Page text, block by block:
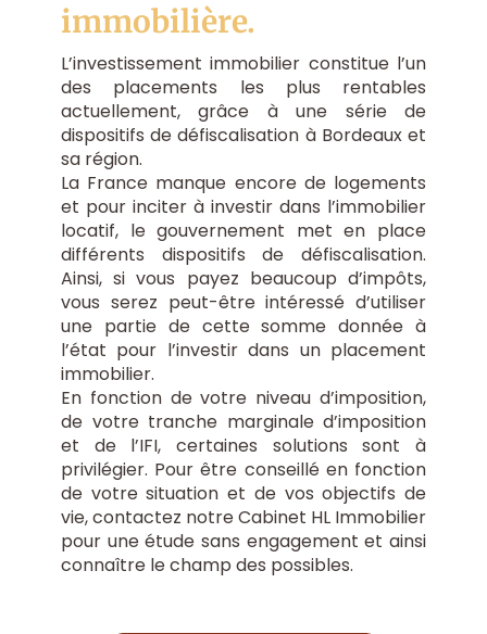
immobilière.
L’investissement immobilier constitue l’un
des placements les plus rentables
actuellement, grâce à une série de
dispositifs de défiscalisation à Bordeaux et
sa région.
La France manque encore de logements
et pour inciter à investir dans l’immobilier
locatif, le gouvernement met en place
différents dispositifs de défiscalisation.
Ainsi, si vous payez beaucoup d’impôts,
vous serez peut-être intéressé d’utiliser
une partie de cette somme donnée à
l’état pour l’investir dans un placement
immobilier.
En fonction de votre niveau d’imposition,
de votre tranche marginale d’imposition
et de l’IFI, certaines solutions sont à
privilégier. Pour être conseillé en fonction
de votre situation et de vos objectifs de
vie, contactez notre Cabinet HL Immobilier
pour une étude sans engagement et ainsi
connaître le champ des possibles.